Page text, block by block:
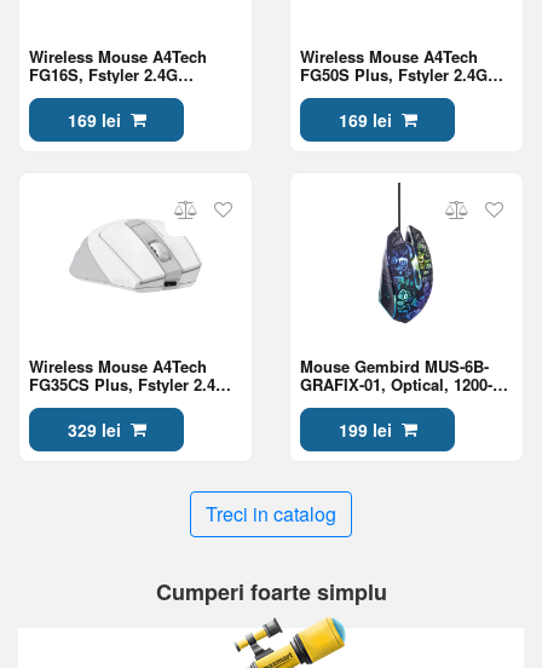
Wireless Mouse A4Tech
FG16S, Fstyler 2.4G
Wireless Mouse USB
Black/With Silent Button,
Black 169 lei
Wireless Mouse A4Tech
FG50S Plus, Fstyler 2.4G
Optical With Silent Button ,
Black169 lei
Wireless Mouse A4Tech
FG35CS Plus, Fstyler 2.4G
Rechargeable With Silent
Button , White
329 lei
Mouse Gembird MUS-6B-
GRAFIX-01, Optical, 1200-
3600 dpi, 6 buttons, LED,
Ambidextrous, 1.5m, Black
199 lei
Treci in catalog
Cumperi foarte simplu